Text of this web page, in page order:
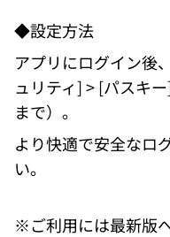
◆設定方法
アプリにログイン後
ュリティ] > [パスキ
まで）。
より快適で安全なロ
い。
※ご利用には最新版